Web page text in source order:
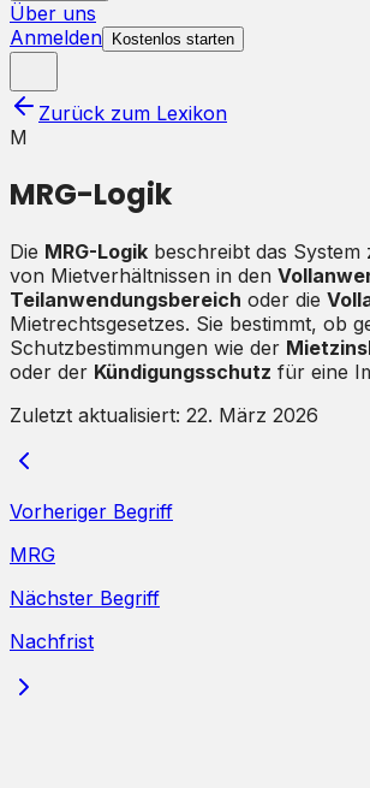
Über uns
Anmelden
Kostenlos starten
Zurück zum Lexikon
M
MRG-Logik
Die MRG-Logik beschreibt das System
von Mietverhältnissen in den
Teilanwendungsbereich oder die
Mietrechtsgesetzes. Sie bestimmt, ob
Schutzbestimmungen wie der
oder der Kündigungsschutz für eine
Zuletzt aktualisiert: 22. März 2026
Vorheriger Begriff
MRG
Nächster Begriff
Nachfrist